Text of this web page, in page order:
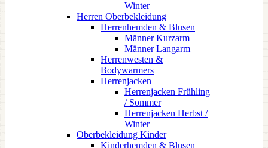
Winter
Herren Oberbekleidung
Herrenhemden & Blusen
Männer Kurzarm
Männer Langarm
Herrenwesten &
Bodywarmers
Herrenjacken
Herrenjacken Frühling
/ Sommer
Herrenjacken Herbst /
Winter
Oberbekleidung Kinder
Kinderhemden & Blusen